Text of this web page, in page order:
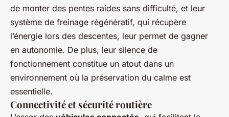
de monter des pentes raides sans difficulté, et leur
système de freinage régénératif, qui récupère
l’énergie lors des descentes, leur permet de gagner
en autonomie. De plus, leur silence de
fonctionnement constitue un atout dans un
environnement où la préservation du calme est
essentielle.
Connectivité et sécurité routière